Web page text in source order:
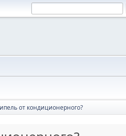
от кондиционерного?